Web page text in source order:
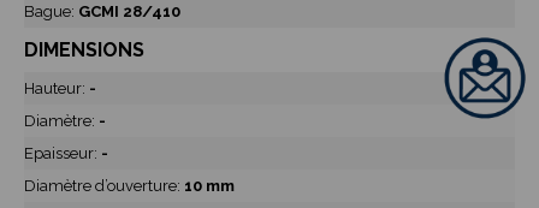
Bague: GCMI 28/410
DIMENSIONS
Hauteur: -
Diamètre: -
Epaisseur: -
Diamètre d’ouverture: 10 mm